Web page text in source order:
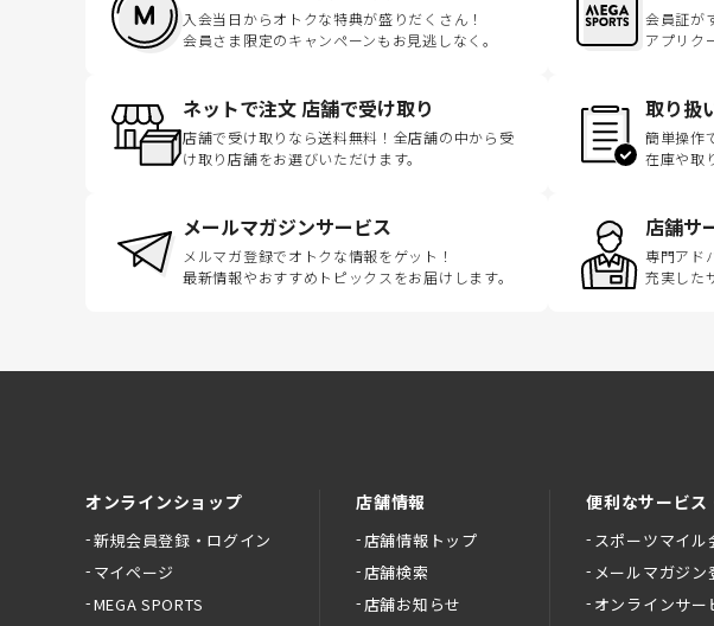
入会当日からオトクな特典が盛りだくさん！
会員さま限定のキャンペーンもお見逃しなく。
会員証が
アプリク
ネットで注文 店舗で受け取り
店舗で受け取りなら送料無料！全店舗の中から受
け取り店舗をお選びいただけます。
取り扱
簡単操作
在庫や取
メールマガジンサービス
メルマガ登録でオトクな情報をゲット！
最新情報やおすすめトピックスをお届けします。
店舗サ
専門アド
充実した
オンラインショップ
新規会員登録・ログイン
マイページ
MEGA SPORTS
店舗情報
店舗情報トップ
店舗検索
店舗お知らせ
便利なサービス
スポーツマイル
メールマガジン
オンラインサー